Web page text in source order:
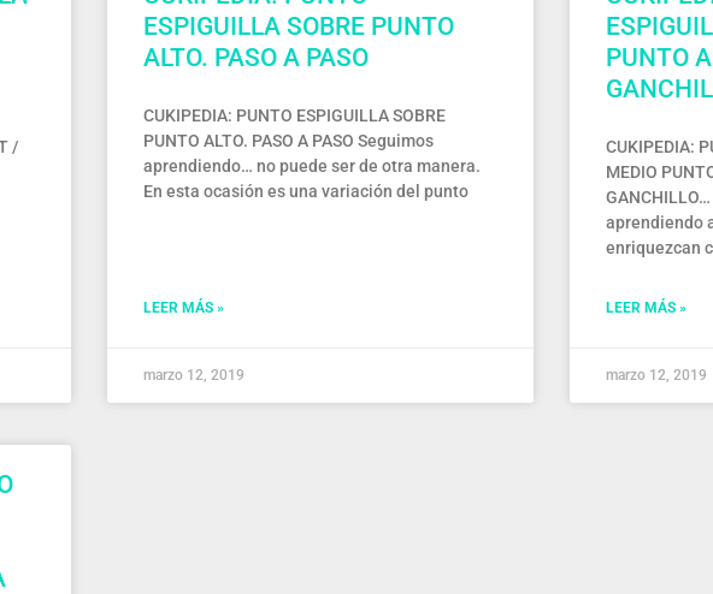
/
ESPIGUILLA SOBRE PUNTO
ALTO. PASO A PASO
CUKIPEDIA: PUNTO ESPIGUILLA SOBRE
PUNTO ALTO. PASO A PASO Seguimos
aprendiendo… no puede ser de otra manera.
En esta ocasión es una variación del punto
LEER MÁS »
marzo 12, 2019
PUNTO
CUKIPEDIA:
MEDIO
aprendiendo
enriquezcan
LEER MÁS »
marzo 12, 2019